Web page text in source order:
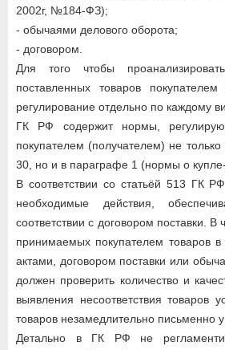
2002г, №184-ФЗ);
- обычаями делового оборота;
- договором.
Для того чтобы
поставленных товаров
регулирование отдельно по каждому
ГК РФ содержит нормы,
покупателем (получателем) не
30, но и в параграфе 1 (нормы о
В соответствии со статьёй 513 ГК
необходимые действия,
соответствии с договором поставки. В
принимаемых покупателем товаров
актами, договором поставки или
должен проверить количество и
выявления несоответствия товаров
товаров незамедлительно письменно
Детально в ГК РФ не